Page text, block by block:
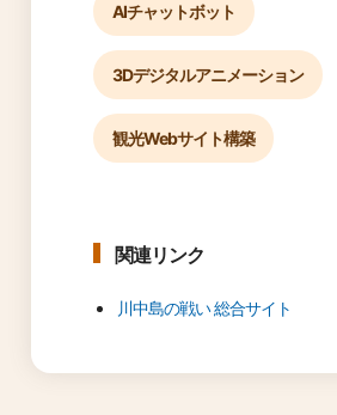
AIチャットボット
3Dデジタルアニメーション
観光Webサイト構築
関連リンク
川中島の戦い 総合サイト